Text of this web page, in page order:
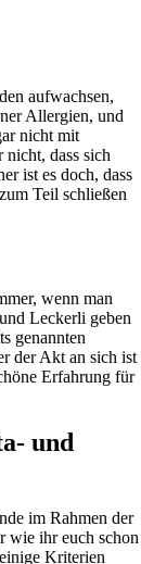
aufwachsen,
Allergien, und
nicht mit
dass sich
ist es doch, dass
Teil schließen
wenn man
Leckerli geben
genannten
der Akt an sich ist
Erfahrung für
und
im Rahmen der
wie ihr euch schon
Kriterien